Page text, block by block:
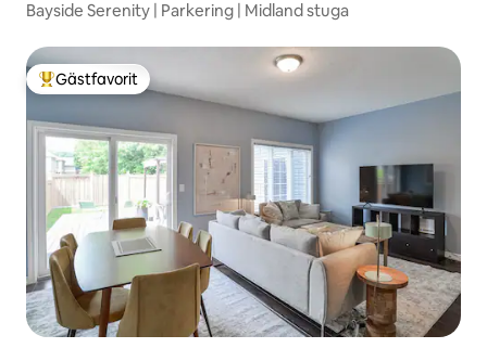
Bayside Serenity | Parkering | Midland stuga
Populär gästfavorit
Gästfavorit